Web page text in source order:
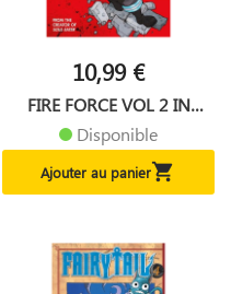
10,99 €
FIRE FORCE VOL 2 IN
ENGLISH
Disponible
Ajouter au panier